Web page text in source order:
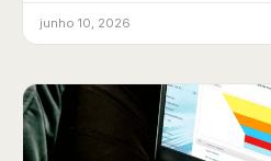
junho 10, 2026